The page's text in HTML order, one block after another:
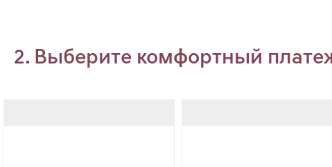
2. Выберите комфортный